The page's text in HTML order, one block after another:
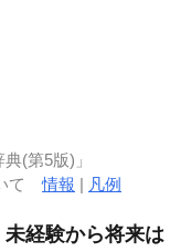
(第5版)」
いて情報 | 凡例
経験から将来は